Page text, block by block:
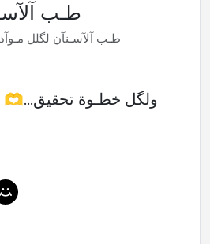
طـب
طـب آلآسـنآن لگلل مـوآد